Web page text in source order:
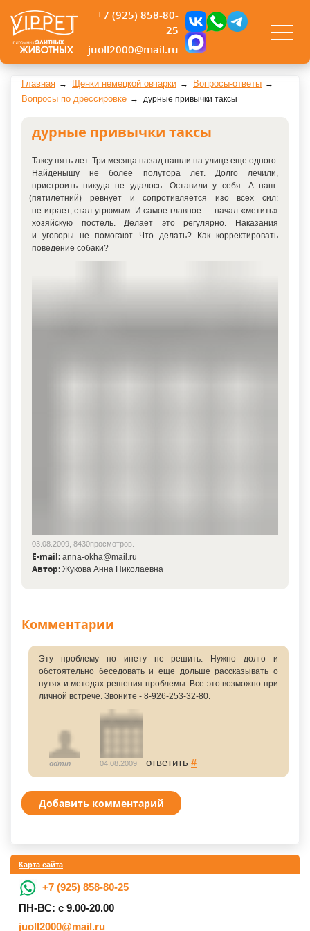
+7 (925) 858-80-
25
juoll2000@mail.ru
Главная Щенки немецкой овчарки
Вопросы-ответы
Вопросы по дрессировке
дурные привычки таксы
дурные привычки таксы
Таксу пять лет. Три месяца назад нашли на улице еще одного.
Найденышу не более полутора лет. Долго лечили,
пристроить никуда не удалось. Оставили у себя. А наш
(пятилетний) ревнует и сопротивляется изо всех сил:
не играет, стал угрюмым. И самое главное — начал «метить»
хозяйскую постель. Делает это регулярно. Наказания
и уговоры не помогают. Что делать? Как корректировать
поведение собаки?
03.08.2009, 8430просмотров.
E-mail: anna-okha@mail.ru
Автор: Жукова Анна Николаевна
Комментарии
Эту проблему по инету не решить. Нужно долго и
обстоятельно беседовать и еще дольше рассказывать о
путях и методах решения проблемы. Все это возможно при
личной встрече. Звоните - 8-926-253-32-80.
admin 04.08.2009 ответить #
Добавить комментарий
Карта сайта
+7 (925) 858-80-25
ПН-ВС: с 9.00-20.00
juoll2000@mail.ru